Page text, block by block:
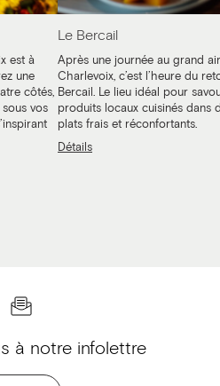
est à
une
côtés,
vos
Le Bercail
Après une journée au grand
Charlevoix, c’est l’heure du
Bercail. Le lieu idéal pour
produits locaux cuisinés dans
plats frais et réconfortants.
Détails
à notre infolettre